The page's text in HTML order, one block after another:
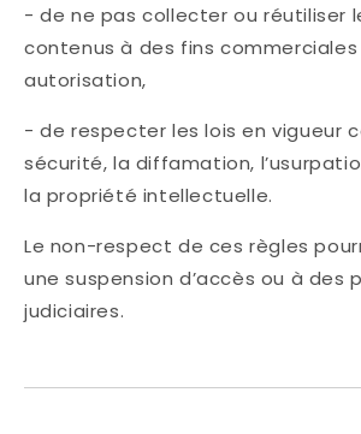
- de ne pas collecter ou réutiliser
contenus à des fins commerciales
autorisation,
- de respecter les lois en vigueur
sécurité, la diffamation,
la propriété intellectuelle.
Le non-respect de ces règles
une suspension d’accès ou à des
judiciaires.